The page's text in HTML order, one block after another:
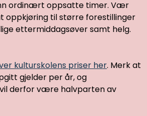
ordinært oppsatte timer. Vær
oppkjøring til større forestillinger
ettermiddagsøver samt helg.
kulturskolens priser her. Merk at
gjelder per år, og
derfor være halvparten av